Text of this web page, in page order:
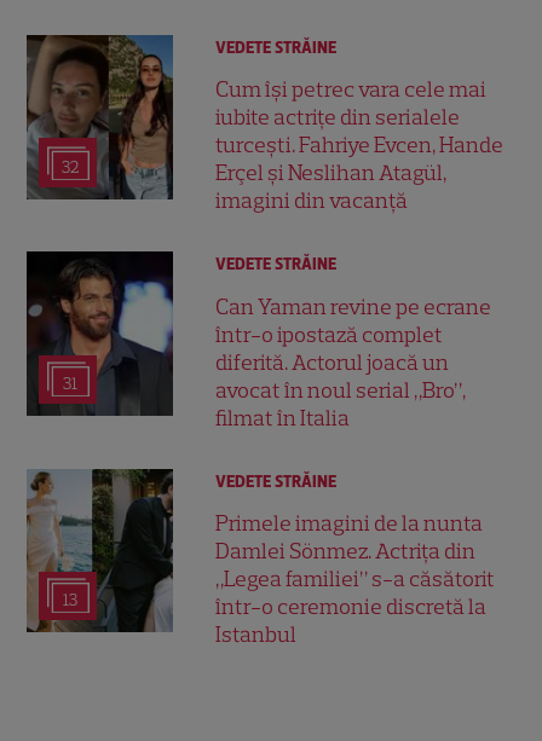
32
VEDETE STRĂINE
Cum își petrec vara cele mai
iubite actrițe din serialele
turcești. Fahriye Evcen, Hande
Erçel și Neslihan Atagül,
imagini din vacanță
31
VEDETE STRĂINE
Can Yaman revine pe ecrane
într-o ipostază complet
diferită. Actorul joacă un
avocat în noul serial „Bro”,
filmat în Italia
13
VEDETE STRĂINE
Primele imagini de la nunta
Damlei Sönmez. Actrița din
„Legea familiei” s-a căsătorit
într-o ceremonie discretă la
Istanbul